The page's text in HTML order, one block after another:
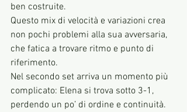
ben costruite.
Questo mix di velocità e variazioni crea
non pochi problemi alla sua avversaria,
che fatica a trovare ritmo e punto di
riferimento.
Nel secondo set arriva un momento più
complicato: Elena si trova sotto 3-1,
perdendo un po’ di ordine e continuità.